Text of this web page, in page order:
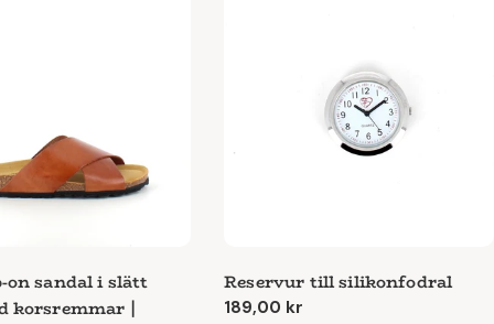
on sandal i slätt
korsremmar |
Reservur till silikonfodral
Ordinarie
189,00 kr